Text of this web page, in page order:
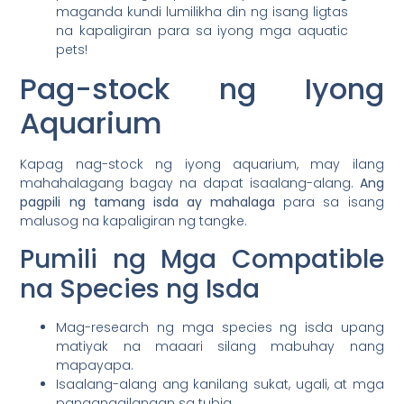
maganda kundi lumilikha din ng isang ligtas
na kapaligiran para sa iyong mga aquatic
pets!
Pag-stock ng Iyong
Aquarium
Kapag nag-stock ng iyong aquarium, may ilang
mahahalagang bagay na dapat isaalang-alang. Ang
pagpili ng tamang isda ay mahalaga para sa isang
malusog na kapaligiran ng tangke.
Pumili ng Mga Compatible
na Species ng Isda
Mag-research ng mga species ng isda upang
matiyak na maaari silang mabuhay nang
mapayapa.
Isaalang-alang ang kanilang sukat, ugali, at mga